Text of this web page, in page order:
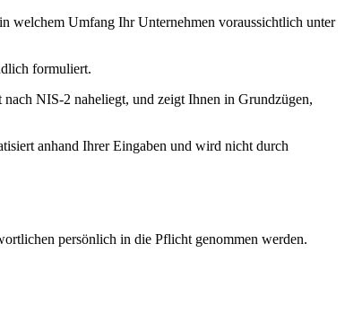
welchem Umfang Ihr Unternehmen voraussichtlich unter
formuliert.
NIS-2 naheliegt, und zeigt Ihnen in Grundzügen,
anhand Ihrer Eingaben und wird nicht durch
persönlich in die Pflicht genommen werden.